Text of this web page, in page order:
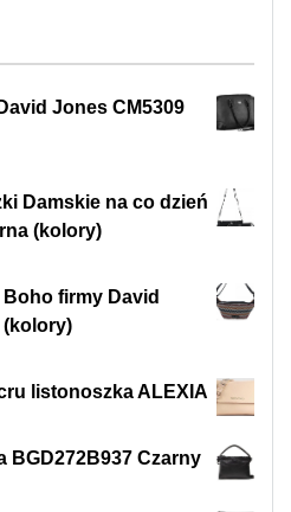
Jones CM5309
Damskie na co dzień
(kolory)
firmy David
(kolory)
listonoszka ALEXIA
BGD272B937 Czarny